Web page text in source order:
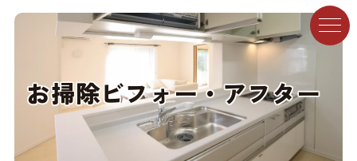
お掃除ビフォー・アフター